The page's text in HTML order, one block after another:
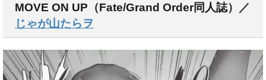
MOVE ON UP（Fate/Grand Order同人誌）／
じゃが山たらヲ